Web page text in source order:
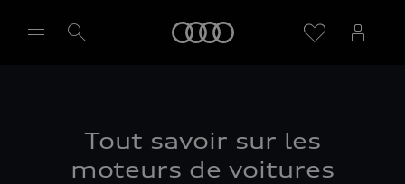
Tout savoir sur les
moteurs de voitures